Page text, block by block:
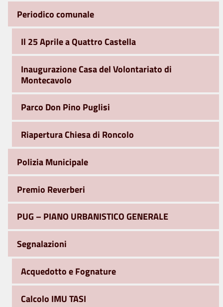
Periodico comunale
Il 25 Aprile a Quattro Castella
Inaugurazione Casa del Volontariato di
Montecavolo
Parco Don Pino Puglisi
Riapertura Chiesa di Roncolo
Polizia Municipale
Premio Reverberi
PUG – PIANO URBANISTICO GENERALE
Segnalazioni
Acquedotto e Fognature
Calcolo IMU TASI